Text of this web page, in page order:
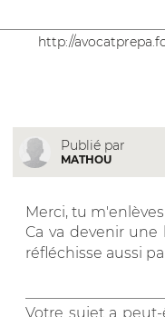
http://
Publié par
MATHOU
Merci, tu
Ca va devenir une
réfléchisse aussi
Votre sujet a